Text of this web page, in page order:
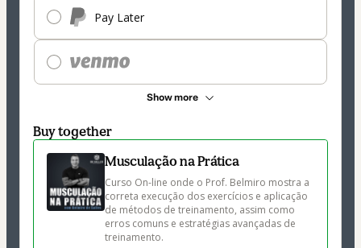
Pay Later
Show more
Buy together
Musculação na Prática
Curso On-line onde o Prof. Belmiro mostra a
correta execução dos exercícios e aplicação
de métodos de treinamento, assim como
erros comuns e estratégias avançadas de
treinamento.